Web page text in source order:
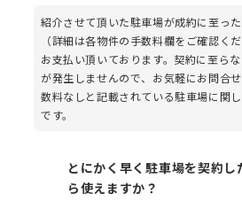
紹介させて頂いた駐車場が成約に至っ
（詳細は各物件の手数料欄をご確認く
お支払い頂いております。契約に至ら
が発生しませんので、お気軽にお問合
数料なしと記載されている駐車場に関
です。
とにかく早く駐車場を契約
ら使えますか？